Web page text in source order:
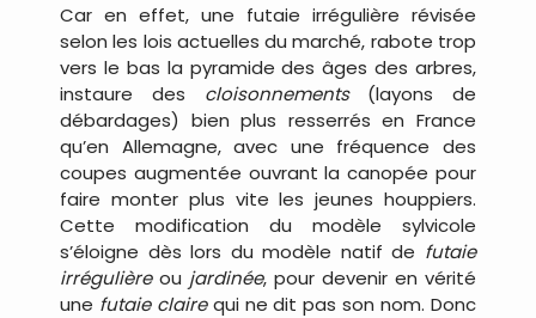
Car en effet, une futaie irrégulière révisée
selon les lois actuelles du marché, rabote trop
vers le bas la pyramide des âges des arbres,
instaure des cloisonnements(layons de
débardages) bien plus resserrés en France
qu’en Allemagne, avec une fréquence des
coupes augmentée ouvrant la canopée pour
faire monter plus vite les jeunes houppiers.
Cette modification du modèle sylvicole
s’éloigne dès lors du modèle natif de futaie
irrégulièreou jardinée, pour devenir en vérité
une futaie clairequi ne dit pas son nom. Donc